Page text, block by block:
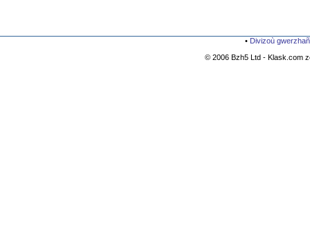
• Divizoù
© 2006 Bzh5 Ltd - Klask.com